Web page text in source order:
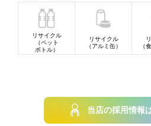
リサイクル
（ペット
ボトル）
リサイクル
（アルミ缶）
（
当店の採用情報